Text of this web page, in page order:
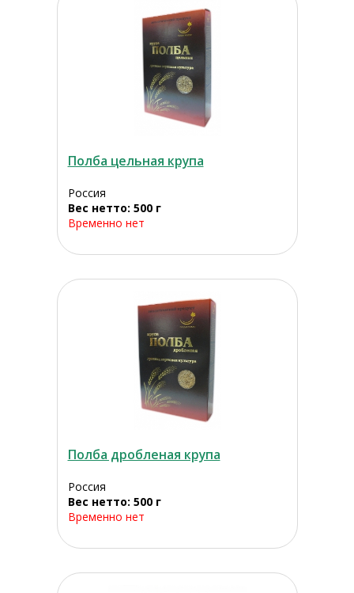
Полба цельная крупа
Россия
Вес нетто: 500 г
Временно нет
Полба дробленая крупа
Россия
Вес нетто: 500 г
Временно нет